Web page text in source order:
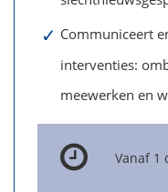
✓ Communiceert
interventies:
meewerken en
Vanaf 1